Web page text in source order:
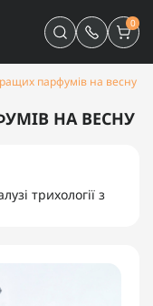
0
парфумів на весну
НА ВЕСНУ
трихології з